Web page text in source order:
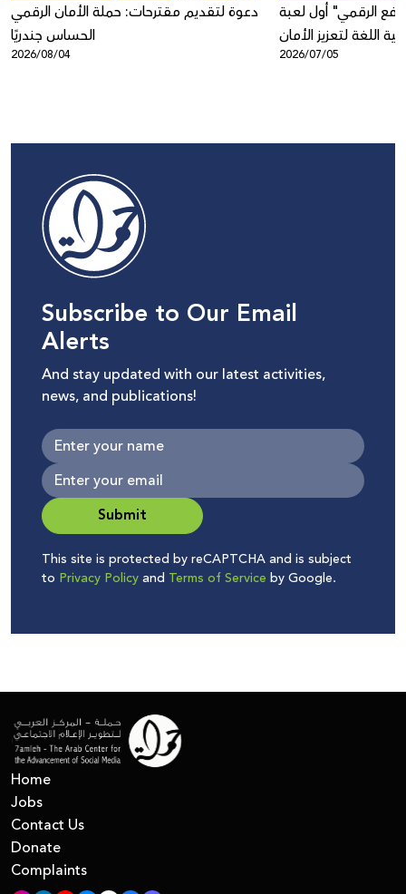
دعوة لتقديم مقترحات: حملة الأمان الرقمي
الحساس جندريًا
2026/08/04
الرقمي" أول لعبة
اللغة لتعزيز الأمان
الرقمي لدى الأطفال
2026/07/05
Subscribe to Our Email
Alerts
And stay updated with our latest activities,
news, and publications!
Submit
This site is protected by reCAPTCHA and is subject
to Privacy Policyand Terms of Service by Google.
Home
Jobs
Contact Us
Donate
Complaints